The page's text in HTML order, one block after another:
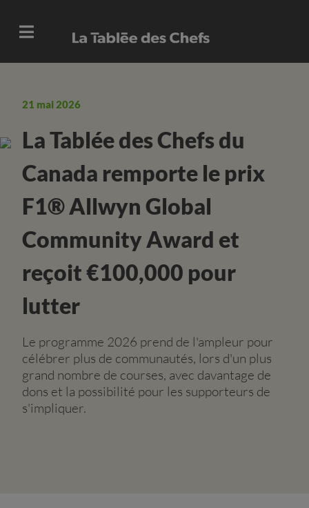
21 mai 2026
La Tablée des Chefs du
Canada remporte le prix
F1® Allwyn Global
Community Award et
reçoit €100,000 pour
lutter
Le programme 2026 prend de l'ampleur pour
célébrer plus de communautés, lors d'un plus
grand nombre de courses, avec davantage de
dons et la possibilité pour les supporteurs de
s'impliquer.